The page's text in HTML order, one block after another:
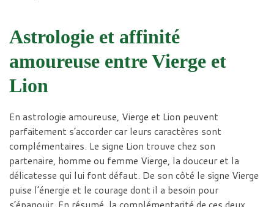
Astrologie et affinité
amoureuse entre Vierge et
Lion
En astrologie amoureuse, Vierge et Lion peuvent
parfaitement s’accorder car leurs caractères sont
complémentaires. Le signe Lion trouve chez son
partenaire, homme ou femme Vierge, la douceur et la
délicatesse qui lui font défaut. De son côté le signe Vierge
puise l’énergie et le courage dont il a besoin pour